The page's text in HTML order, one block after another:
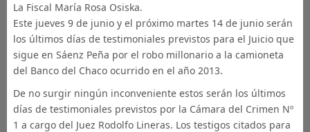
La Fiscal María Rosa Osiska.
Este jueves 9 de junio y el próximo martes 14 de junio serán
los últimos días de testimoniales previstos para el Juicio que
sigue en Sáenz Peña por el robo millonario a la camioneta
del Banco del Chaco ocurrido en el año 2013.
De no surgir ningún inconveniente estos serán los últimos
días de testimoniales previstos por la Cámara del Crimen Nº
1 a cargo del Juez Rodolfo Lineras. Los testigos citados para